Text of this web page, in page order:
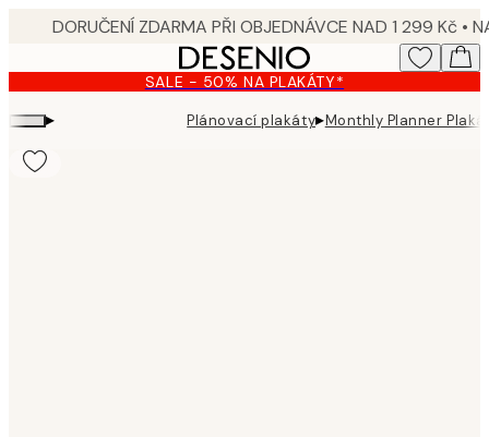
content.
SALE - 50% NA PLAKÁTY*
▸ Plánovací plakáty▸Monthly Planner